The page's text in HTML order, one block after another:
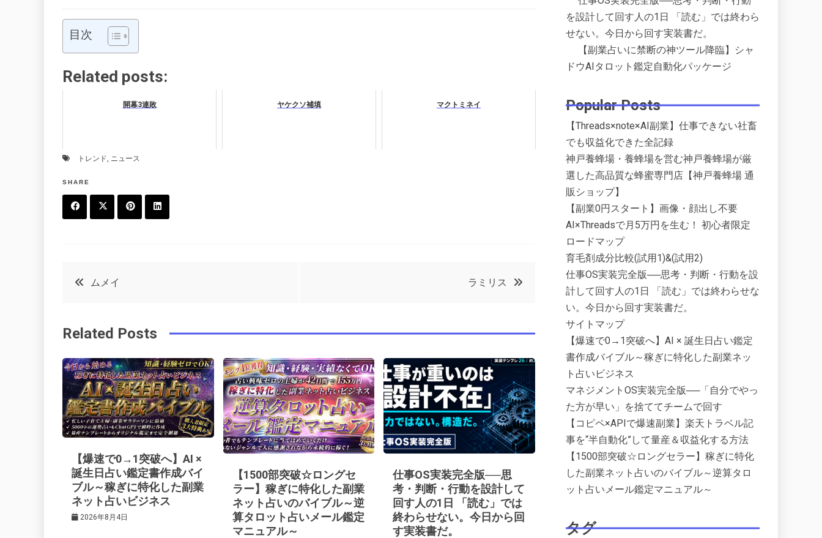
目次
Related posts:
開幕3連敗 ヤケクソ補填 マクトミネイ
トレンド, ニュース
SHARE
o
k
t
r
e
t
in
投
ナ
ビ
ゲ
ー
シ
ョ
ムメイ ラミリス
Related Posts
【爆速で0→1突破へ】AI ×
誕生日占い鑑定書作成バイ
ブル～稼ぎに特化した副業
ネット占いビジネス
2026年8月4日
【1500部突破☆ロングセ
ラー】稼ぎに特化した副業
ネット占いのバイブル～逆
算タロット占いメール鑑定
マニュアル～
仕事OS実装完全版──思
考・判断・行動を設計して
回す人の1日 「読む」では
終わらせない。今日から回
す実装書だ。
を設計して回す人の1日 「読む」では終わら
せない。今日から回す実装書だ。
【副業占いに禁断の神ツール降臨】シャ
ドウAIタロット鑑定自動化パッケージ
Popular Posts
【Threads×note×AI副業】仕事できない社畜
でも収益化できた全記録
神戸養蜂場・養蜂場を営む神戸養蜂場が厳
選した高品質な蜂蜜専門店【神戸養蜂場 通
販ショップ】
【副業0円スタート】画像・顔出し不要
AI×Threadsで月5万円を生む！ 初心者限定
ロードマップ
育毛剤成分比較(試用1)&(試用2)
仕事OS実装完全版──思考・判断・行動を設
計して回す人の1日 「読む」では終わらせな
い。今日から回す実装書だ。
サイトマップ
【爆速で0→1突破へ】AI × 誕生日占い鑑定
書作成バイブル～稼ぎに特化した副業ネッ
ト占いビジネス
マネジメントOS実装完全版──「自分でやっ
た方が早い」を捨ててチームで回す
【コピペ×APIで爆速副業】楽天トラベル記
事を“半自動化”して量産＆収益化する方法
【1500部突破☆ロングセラー】稼ぎに特化
した副業ネット占いのバイブル～逆算タロ
ット占いメール鑑定マニュアル～
タグ